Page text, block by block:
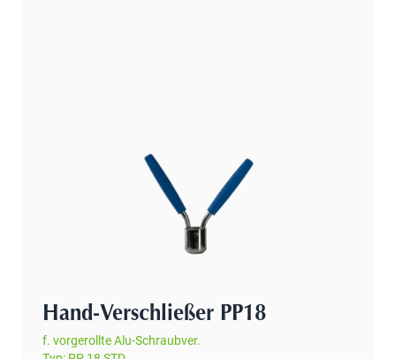
Hand-Verschließer PP18
f. vorgerollte Alu-Schraubver.